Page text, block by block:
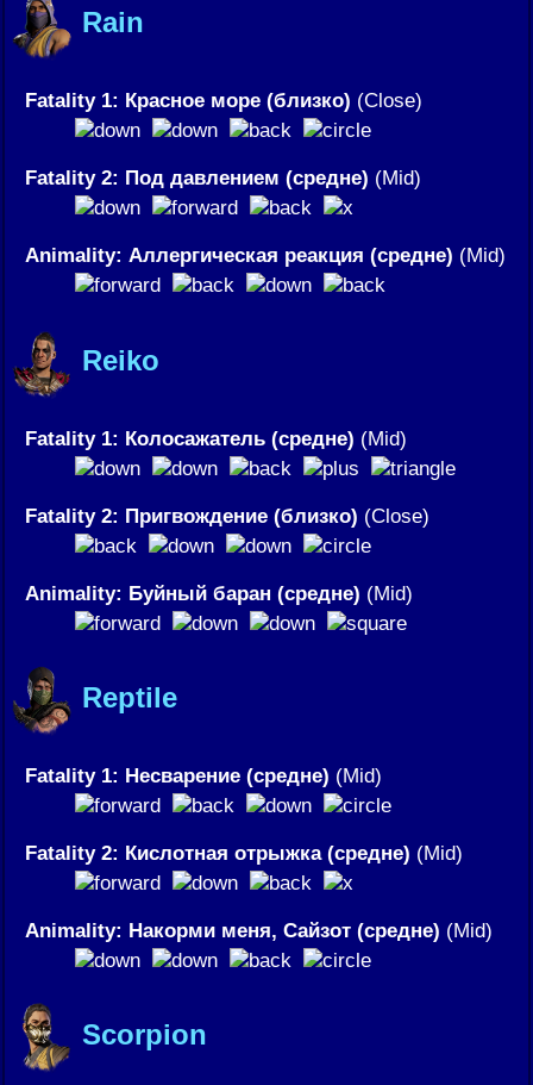
Rain
Fatality 1: Красное море (близко) (Close)
Fatality 2: Под давлением (средне) (Mid)
Animality: Аллергическая реакция (средне) (Mid)
Reiko
Fatality 1: Колосажатель (средне) (Mid)
Fatality 2: Пригвождение (близко) (Close)
Animality: Буйный баран (средне) (Mid)
Reptile
Fatality 1: Несварение (средне) (Mid)
Fatality 2: Кислотная отрыжка (средне) (Mid)
Animality: Накорми меня, Сайзот (средне) (Mid)
Scorpion